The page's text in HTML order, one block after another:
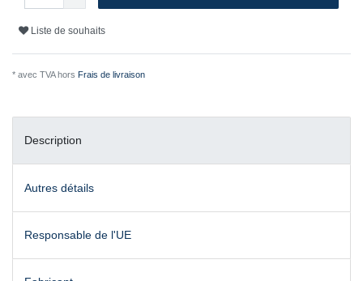
Liste de souhaits
* avec TVA hors Frais de livraison
Description
Autres détails
Responsable de l'UE